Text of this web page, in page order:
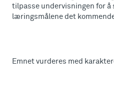
tilpasse undervisningen for å
læringsmålene det
Emnet vurderes med